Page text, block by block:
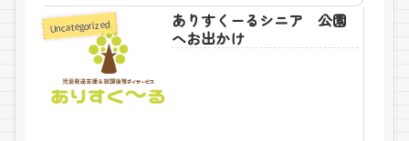
Uncategorized
ありすくーるシニア 公園
へお出かけ